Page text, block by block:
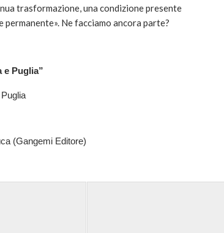
trasformazione, una condizione presente
Ne facciamo ancora parte?
e Puglia”
(Gangemi Editore)